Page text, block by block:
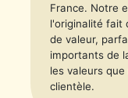
France. Notre
l'originalité fait
de valeur,
importants de
les valeurs
clientèle.